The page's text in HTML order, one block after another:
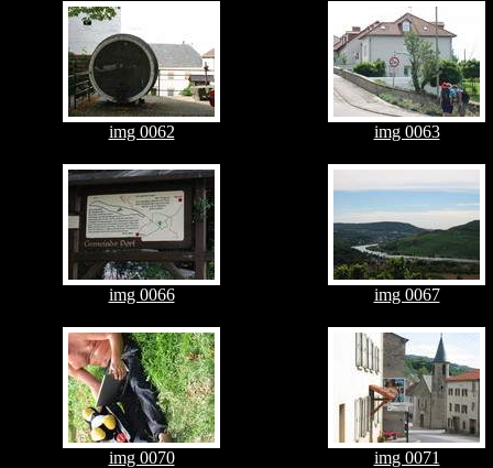
img 0062 img 0063
img 0066 img 0067
img 0070 img 0071